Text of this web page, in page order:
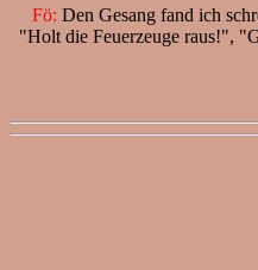
Fö: Den Gesang fand ich
"Holt die Feuerzeuge raus!",